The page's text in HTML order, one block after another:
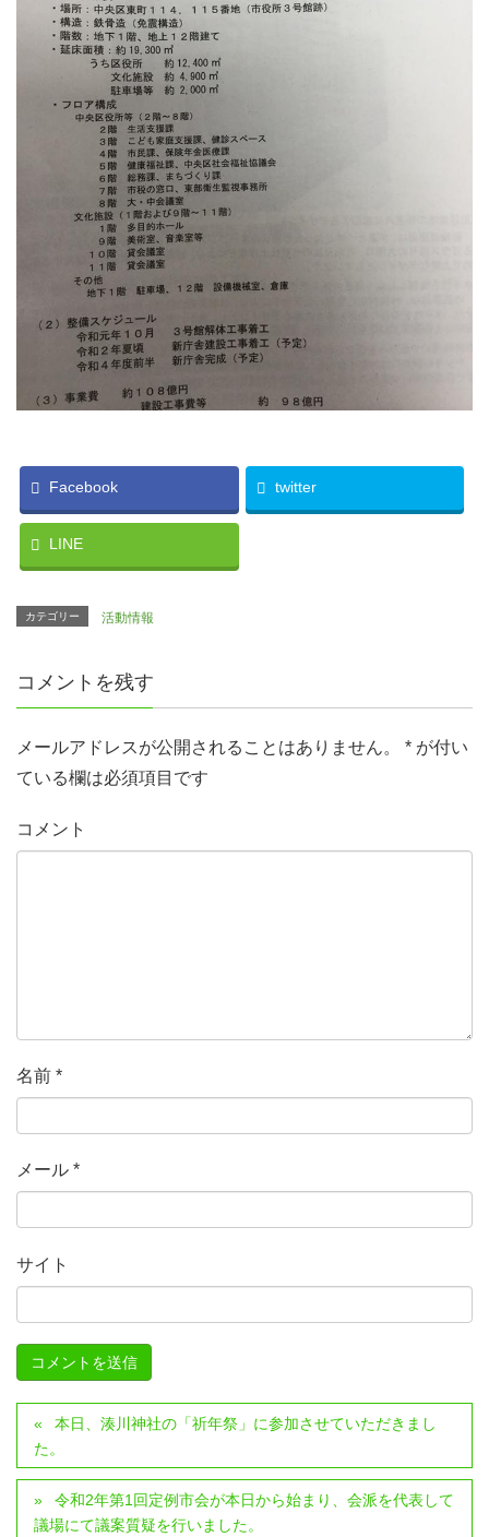
Facebook twitter
LINE
カテゴリー 活動情報
コメントを残す
メールアドレスが公開されることはありません。 * が付い
ている欄は必須項目です
コメント
名前 *
メール *
サイト
本日、湊川神社の「祈年祭」に参加させていただきまし
た。
令和2年第1回定例市会が本日から始まり、会派を代表して
議場にて議案質疑を行いました。